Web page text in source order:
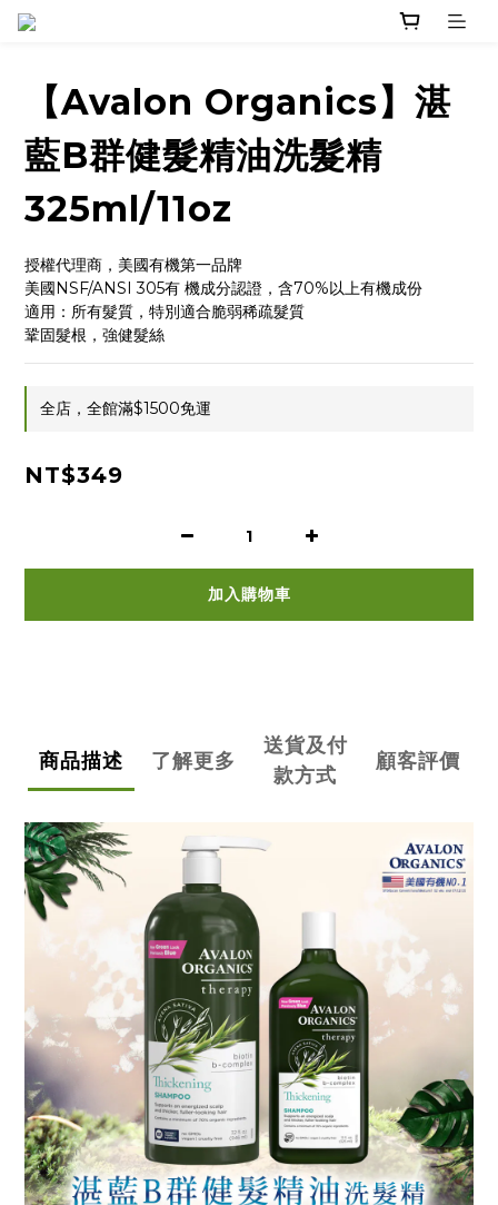
【Avalon Organics】湛
藍B群健髮精油洗髮精
325ml/11oz
授權代理商，美國有機第一品牌
美國NSF/ANSI 305有 機成分認證，含70%以上有機成份
適用：所有髮質，特別適合脆弱稀疏髮質
鞏固髮根，強健髮絲
全店，全館滿$1500免運
NT$349
加入購物車
商品描述 了解更多
送貨及付
款方式
顧客評價